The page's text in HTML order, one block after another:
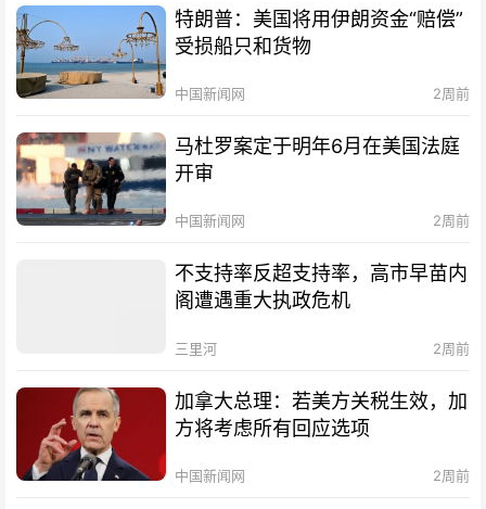
特朗普：美国将用伊朗资金“赔偿”
受损船只和货物
中国新闻网 2周前
马杜罗案定于明年6月在美国法庭
开审
中国新闻网 2周前
不支持率反超支持率，高市早苗内
阁遭遇重大执政危机
三里河 2周前
加拿大总理：若美方关税生效，加
方将考虑所有回应选项
中国新闻网 2周前